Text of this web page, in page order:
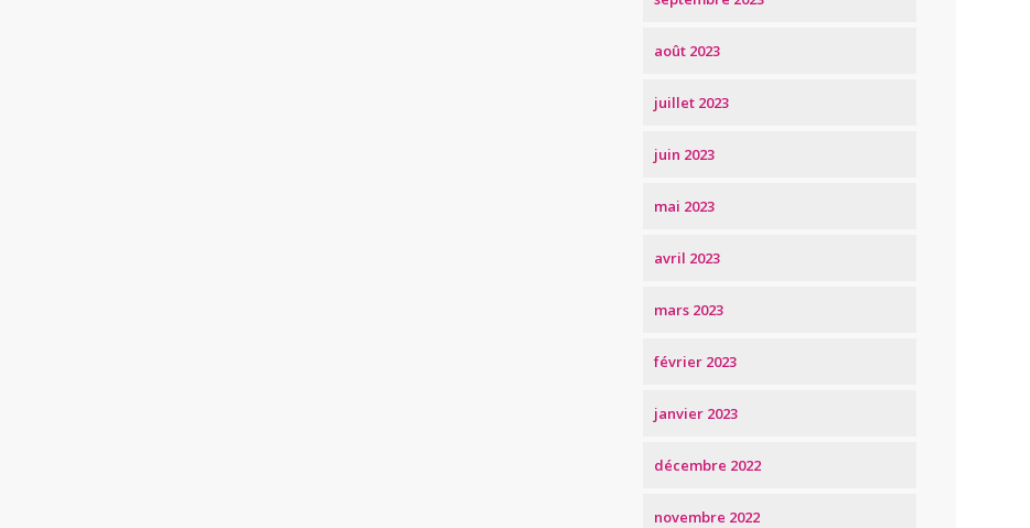
août 2023
juillet 2023
juin 2023
mai 2023
avril 2023
mars 2023
février 2023
janvier 2023
décembre 2022
novembre 2022